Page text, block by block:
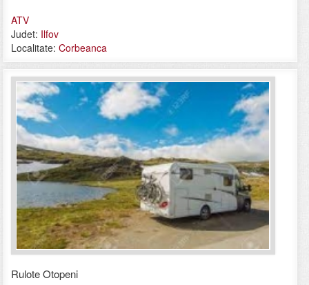
ATV
Judet: Ilfov
Localitate: Corbeanca
Rulote Otopeni